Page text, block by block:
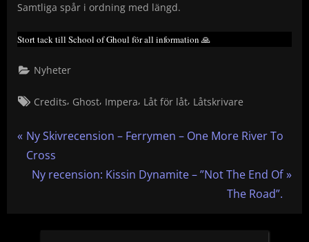
Samtliga spår i ordning med längd.
Stort tack till School of Ghoul för all information 🙏
Nyheter
Tags:
Credits, Ghost, Impera, Låt för låt, Låtskrivare
P
r
Ny Skivrecension – Ferrymen – One More River To
Cross
N
Ny recension: Kissin Dynamite – ”Not The End Of
The Road”.